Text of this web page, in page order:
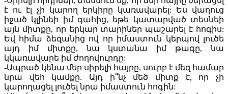
է ու էլ չի կարող երկիրը կառավարել: Ես վաղուց
իջած կլինեի իմ գահից, եթե կատարված տեսնեի
այն միտքը, որ երկար տարիներ պաշարել է հոգիս:
Եվ հիմա ձեզանից ով որ իմաստուն կերպով լուծե
այդ իմ միտքը, նա կստանա իմ թագը, նա
կկառավարե իմ ժողովուրդը:
-Ապրած կենա մեր սիրելի հայրը, սուրբ է մեզ համար
նրա վեհ կամքը. Այդ ի՞նչ մեծ միտք է, որ չի
կարողացել լուծել նրա իմաստուն հոգին: